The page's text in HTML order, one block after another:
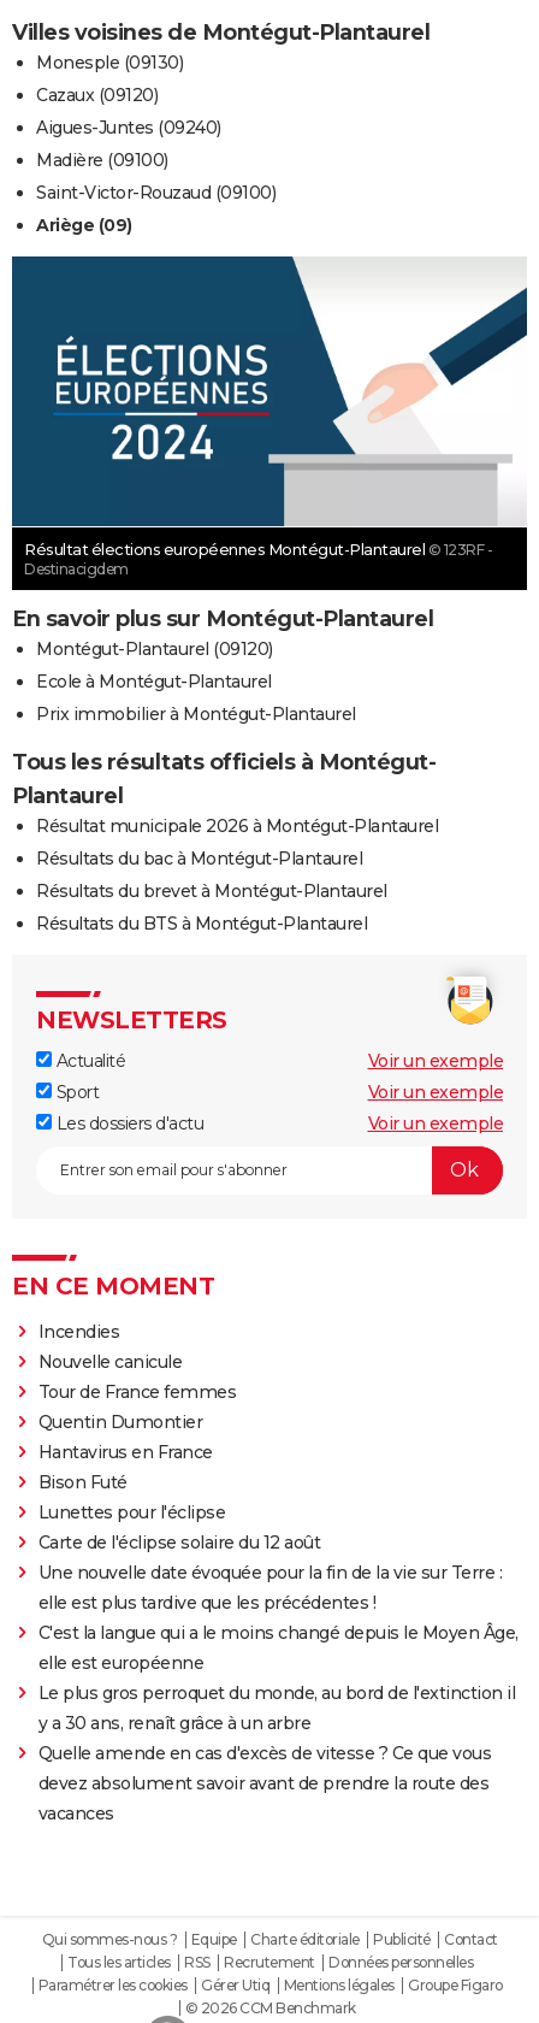
Villes voisines de Montégut-Plantaurel
Monesple (09130)
Cazaux (09120)
Aigues-Juntes (09240)
Madière (09100)
Saint-Victor-Rouzaud (09100)
Ariège (09)
Résultat élections européennes Montégut-Plantaurel © 123RF -
Destinacigdem
En savoir plus sur Montégut-Plantaurel
Montégut-Plantaurel (09120)
Ecole à Montégut-Plantaurel
Prix immobilier à Montégut-Plantaurel
Tous les résultats officiels à Montégut-
Plantaurel
Résultat municipale 2026 à Montégut-Plantaurel
Résultats du bac à Montégut-Plantaurel
Résultats du brevet à Montégut-Plantaurel
Résultats du BTS à Montégut-Plantaurel
NEWSLETTERS
Actualité
Voir un exemple
Sport
Voir un exemple
Les dossiers d'actu
Voir un exemple
EN CE MOMENT
Incendies
Nouvelle canicule
Tour de France femmes
Quentin Dumontier
Hantavirus en France
Bison Futé
Lunettes pour l'éclipse
Carte de l'éclipse solaire du 12 août
Une nouvelle date évoquée pour la fin de la vie sur Terre :
elle est plus tardive que les précédentes !
C'est la langue qui a le moins changé depuis le Moyen Âge,
elle est européenne
Le plus gros perroquet du monde, au bord de l'extinction il
y a 30 ans, renaît grâce à un arbre
Quelle amende en cas d'excès de vitesse ? Ce que vous
devez absolument savoir avant de prendre la route des
vacances
Qui sommes-nous ? Equipe Charte éditoriale Publicité
Contact
Tous les articles
RSS Recrutement
Données personnelles
Paramétrer les cookies
Gérer Utiq Mentions légales
Groupe Figaro
© 2026 CCM Benchmark